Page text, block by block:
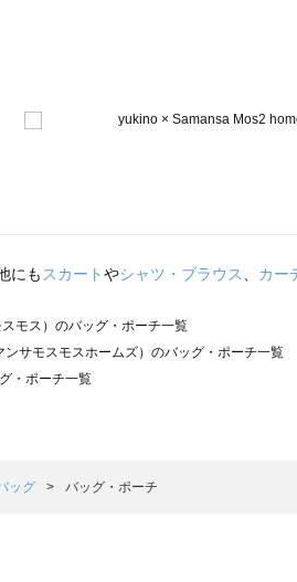
にもスカートやシャツ・ブラウス、 カー
モス）のバッグ・ポーチ一覧
サモスモスホームズ）のバッグ・ポーチ一覧
・ポーチ一覧
ツハルバイサマンサモスモス）のバッグ・ポー
サモスモス ラーゴム）のバッグ・ポーチ一覧
ッグ バッグ・ポーチ